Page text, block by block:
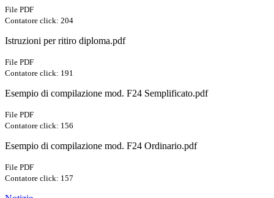
File PDF
Contatore click: 204
Istruzioni per ritiro diploma.pdf
File PDF
Contatore click: 191
Esempio di compilazione mod. F24 Semplificato.pdf
File PDF
Contatore click: 156
Esempio di compilazione mod. F24 Ordinario.pdf
File PDF
Contatore click: 157